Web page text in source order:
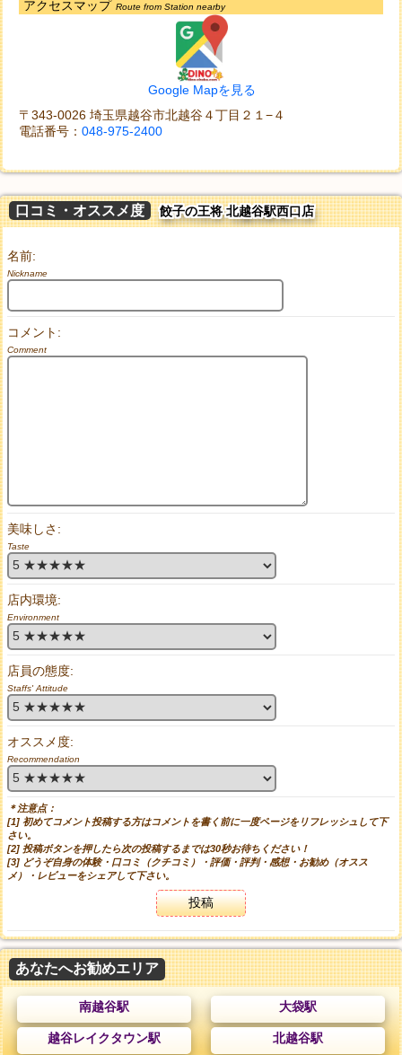
アクセスマップ Route from Station nearby
Google Mapを見る
〒343-0026 埼玉県越谷市北越谷４丁目２１−４
電話番号： 048-975-2400
口コミ・オススメ度 餃子の王将 北越谷駅西口店
名前:
Nickname
コメント:
Comment
美味しさ:
Taste
店内環境:
Environment
店員の態度:
Staffs' Attitude
オススメ度:
Recommendation
＊注意点：
[1] 初めてコメント投稿する方はコメントを書く前に一度ページをリフレッシュして下
さい。
[2] 投稿ボタンを押したら次の投稿するまでは30秒お待ちください！
[3] どうぞ自身の体験・口コミ（クチコミ）・評価・評判・感想・お勧め（オスス
メ）・レビューをシェアして下さい。
投稿
あなたへお勧めエリア
南越谷駅 大袋駅
越谷レイクタウン駅 北越谷駅